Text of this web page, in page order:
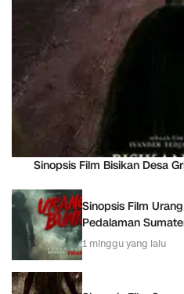
Sinopsis Film Bisikan Desa
Sinopsis Film
Pedalaman
1 minggu yang lalu